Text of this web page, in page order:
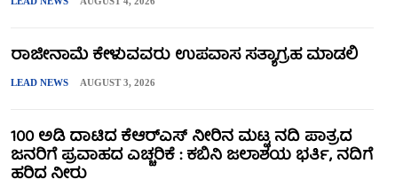
ರಾಜೀನಾಮೆ ಕೇಳುವವರು ಉಪವಾಸ ಸತ್ಯಾಗ್ರಹ ಮಾಡಲಿ
LEAD NEWS AUGUST 3, 2026
100 ಅಡಿ ದಾಟಿದ ಕೆಆರ್‌ಎಸ್ ನೀರಿನ ಮಟ್ಟ ನದಿ ಪಾತ್ರದ
ಜನರಿಗೆ ಪ್ರವಾಹದ ಎಚ್ಚರಿಕೆ : ಕಬಿನಿ ಜಲಾಶಯ ಭರ್ತಿ, ನದಿಗೆ
ಹರಿದ ನೀರು